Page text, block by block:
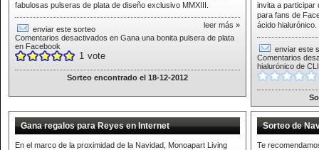
fabulosas pulseras de plata de diseño exclusivo MMXIII.
leer más »
enviar este sorteo
Comentarios desactivados en Gana una bonita pulsera de plata
en Facebook
1 vote
Sorteo encontrado el 18-12-2012
invita a participar
para fans de
ácido hialurónico.
enviar este
Comentarios
hialurónico de
Gana regalos para Reyes en Internet
En el marco de la proximidad de la Navidad, Monoapart Living
Sorteo de
Te